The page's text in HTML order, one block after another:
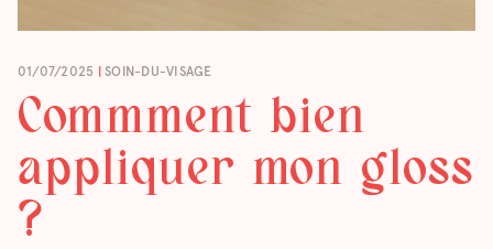
01/07/2025 |SOIN-DU-VISAGE
Commment bien
appliquer mon gloss
?